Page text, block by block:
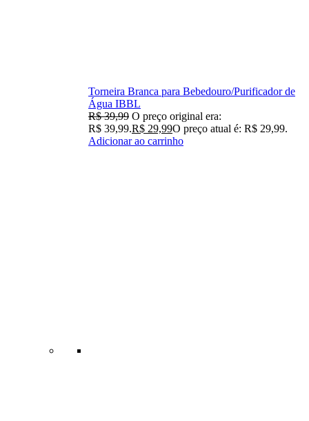
Torneira Branca para Bebedouro/Purificador de
Água IBBL
R$39,99 O preço original era:
R$ 39,99.R$ 29,99O preço atual é: R$ 29,99.
Adicionar ao carrinho